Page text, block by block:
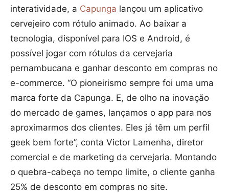
interatividade, a Capunga lançou um aplicativo
cervejeiro com rótulo animado. Ao baixar a
tecnologia, disponível para IOS e Android, é
possível jogar com rótulos da cervejaria
pernambucana e ganhar desconto em compras no
e-commerce. “O pioneirismo sempre foi uma uma
marca forte da Capunga. E, de olho na inovação
do mercado de games, lançamos o app para nos
aproximarmos dos clientes. Eles já têm um perfil
geek bem forte”, conta Victor Lamenha, diretor
comercial e de marketing da cervejaria. Montando
o quebra-cabeça no tempo limite, o cliente ganha
25% de desconto em compras no site.